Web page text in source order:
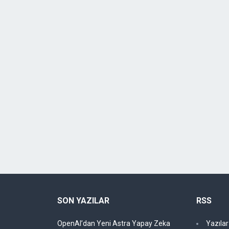
SON YAZILAR
OpenAI’dan Yeni Astra Yapay Zeka
RSS